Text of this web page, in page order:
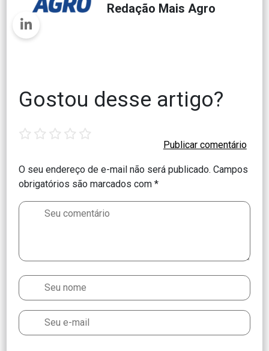
Redação Mais Agro
Gostou desse artigo?
O seu endereço de e-mail não será publicado. Campos
obrigatórios são marcados com*
star stars stars stars stars